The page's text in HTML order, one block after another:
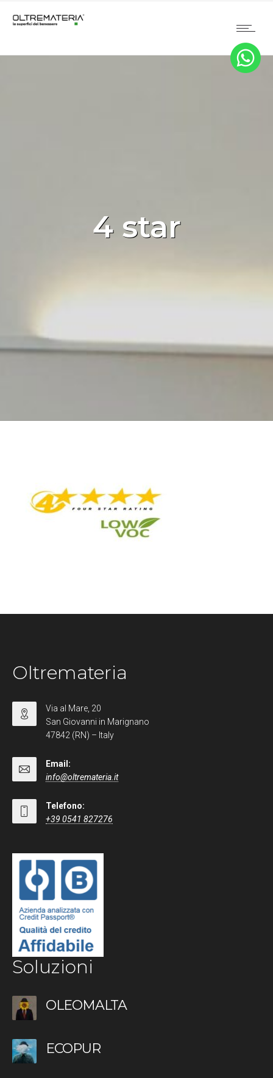
4 star
Oltremateria
Via al Mare, 20
San Giovanni in Marignano
47842 (RN) – Italy
Email:
info@oltremateria.it
Telefono:
+39 0541 827276
Soluzioni
OLEOMALTA
ECOPUR